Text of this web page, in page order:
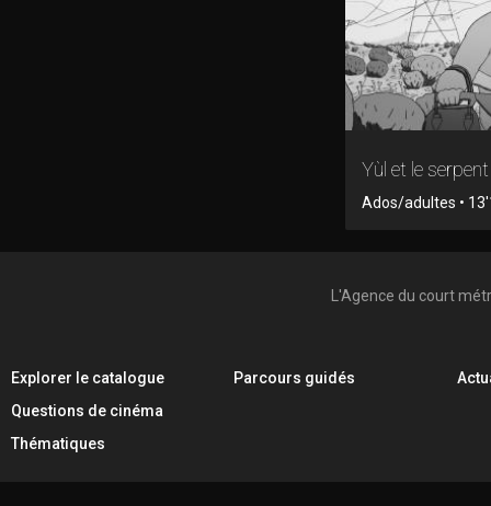
Yùl et le serpent
Ados/adultes •
L'Agence du court
Explorer le catalogue
Questions de cinéma
Thématiques
Parcours guidés